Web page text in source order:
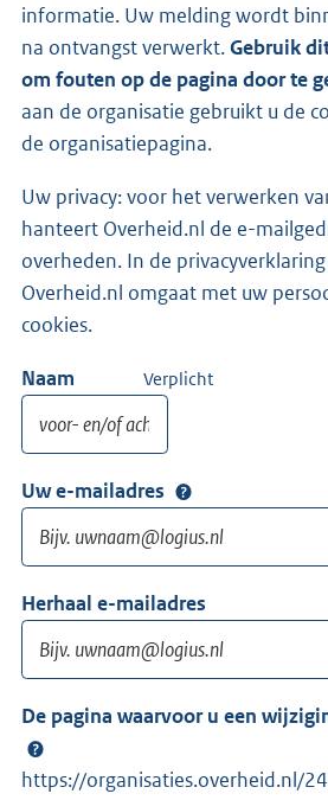
informatie. Uw melding wordt
na ontvangst verwerkt.Gebruik
om fouten op de pagina door te
aan de organisatie gebruikt u de
de organisatiepagina.
Uw privacy: voor het verwerken
hanteert Overheid.nl de e-
overheden. In de
Overheid.nl omgaat met uw
cookies.
Naam Verplicht
Uw e-mailadres
Herhaal e-mailadres
De pagina waarvoor u een
https://organisaties.overheid.nl/